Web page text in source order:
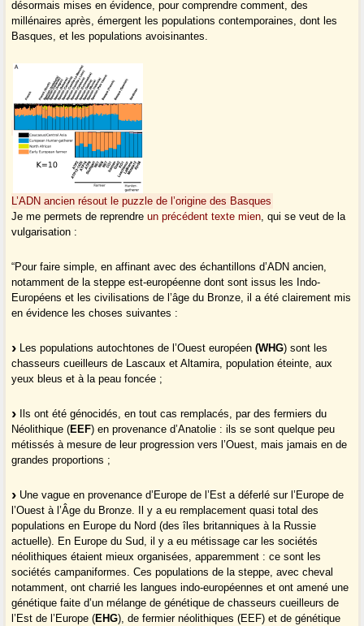
désormais mises en évidence, pour comprendre comment, des
millénaires après, émergent les populations contemporaines, dont les
Basques, et les populations avoisinantes.
L’ADN ancien résout le puzzle de l’origine des Basques
Je me permets de reprendreun précédent texte mien, qui se veut de la
vulgarisation :
“Pour faire simple, en affinant avec des échantillons d’ADN ancien,
notamment de la steppe est-européenne dont sont issus les Indo-
Européens et les civilisations de l’âge du Bronze, il a été clairement mis
en évidence les choses suivantes :
Les populations autochtones de l’Ouest européen(WHG) sont les
chasseurs cueilleurs de Lascaux et Altamira, population éteinte, aux
yeux bleus et à la peau foncée ;
Ils ont été génocidés, en tout cas remplacés, par des fermiers du
Néolithique (EEF) en provenance d’Anatolie : ils se sont quelque peu
métissés à mesure de leur progression vers l’Ouest, mais jamais en de
grandes proportions ;
Une vague en provenance d’Europe de l’Est a déferlé sur l’Europe de
l’Ouest à l’Âge du Bronze. Il y a eu remplacement quasi total des
populations en Europe du Nord (des îles britanniques à la Russie
actuelle). En Europe du Sud, il y a eu métissage car les sociétés
néolithiques étaient mieux organisées, apparemment : ce sont les
sociétés campaniformes. Ces populations de la steppe, avec cheval
notamment, ont charrié les langues indo-européennes et ont amené une
génétique faite d’un mélange de génétique de chasseurs cueilleurs de
l’Est de l’Europe (EHG), de fermier néolithiques (EEF) et de génétique